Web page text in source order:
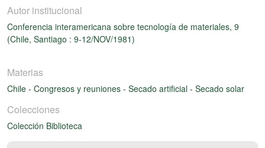
Autor institucional
Conferencia interamericana sobre tecnología de materiales, 9
(Chile, Santiago : 9-12/NOV/1981)
Materias
Chile - Congresos y reuniones - Secado artificial - Secado solar
Colecciones
Colección Biblioteca